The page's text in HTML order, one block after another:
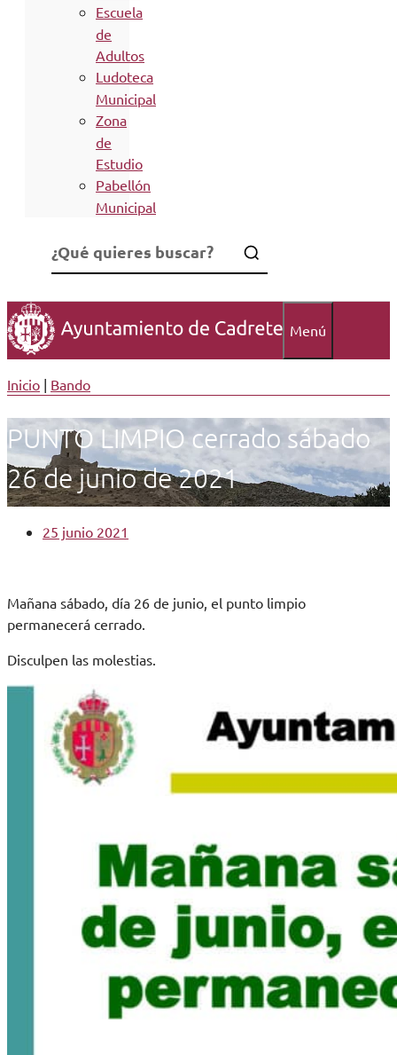
Escuela
de
Adultos
Ludoteca
Municipal
Zona
de
Estudio
Pabellón
Municipal
Menú
Inicio | Bando
PUNTO LIMPIO cerrado sábado
26 de junio de 2021
25 junio 2021
Mañana sábado, día 26 de junio, el punto limpio
permanecerá cerrado.
Disculpen las molestias.